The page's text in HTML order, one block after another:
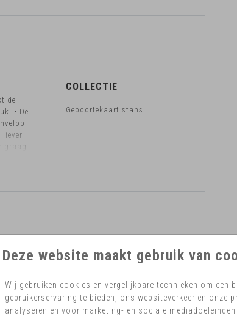
Deze website maakt gebruik van
Wij gebruiken cookies en vergelijkbare technieken om een
gebruikerservaring te bieden, ons websiteverkeer en onze
analyseren en voor marketing- en sociale mediadoeleinden
de
• De
liever
graag
COLLECTIE
Geboortekaart stans